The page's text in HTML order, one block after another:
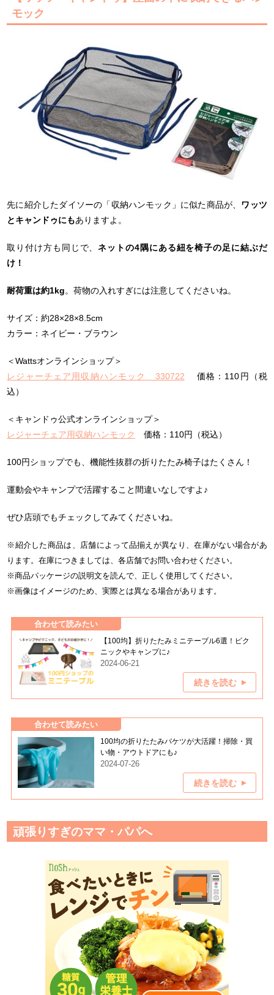
モック
先に紹介したダイソーの「収納ハンモック」に似た商品が、 ワッツ
とキャンドゥにもありますよ。
取り付け方も同じで、ネットの4隅にある紐を椅子の足に結ぶだ
け！
耐荷重は約1kg。荷物の入れすぎには注意してくださいね。
サイズ：約28×28×8.5cm
カラー：ネイビー・ブラウン
＜Wattsオンラインショップ＞
レジャーチェア用収納ハンモック 330722 価格：110円（税
込）
＜キャンドゥ公式オンラインショップ＞
レジャーチェア用収納ハンモック
価格：110円（税込）
100円ショップでも、機能性抜群の折りたたみ椅子はたくさん！
運動会やキャンプで活躍すること間違いなしですよ♪
ぜひ店頭でもチェックしてみてくださいね。
※紹介した商品は、店舗によって品揃えが異なり、在庫がない場合があ
ります。在庫につきましては、各店舗でお問い合わせください。
※商品パッケージの説明文を読んで、正しく使用してください。
※画像はイメージのため、実際とは異なる場合があります。
合わせて読みたい
【100均】折りたたみミニテーブル6選！ピク
ニックやキャンプに♪
2024-06-21
続きを読む
合わせて読みたい
100均の折りたたみバケツが大活躍！掃除・買
い物・アウトドアにも♪
2024-07-26
続きを読む
頑張りすぎのママ・パパへ